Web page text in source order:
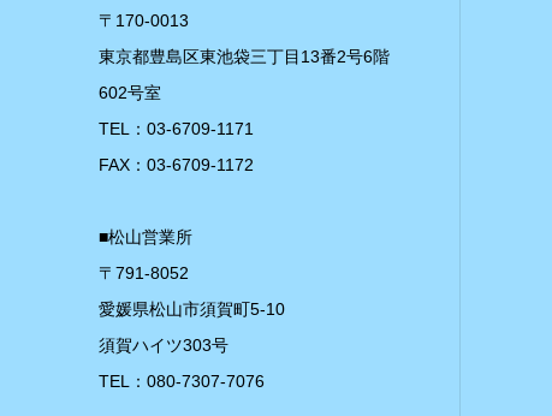
〒170-0013
東京都豊島区東池袋三丁目13番2号6階
602号室
TEL：03-6709-1171
FAX：03-6709-1172
■松山営業所
〒791-8052
愛媛県松山市須賀町5-10
須賀ハイツ303号
TEL：080-7307-7076